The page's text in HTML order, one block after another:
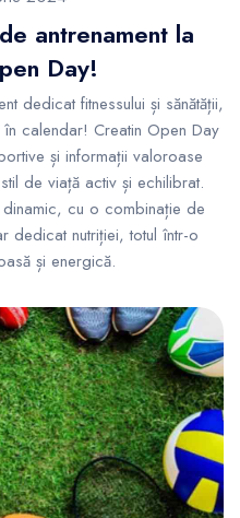
antrenament la
Day!
dedicat fitnessului și sănătății,
calendar! Creatin Open Day
și informații valoroase
de viață activ și echilibrat.
dinamic, cu o combinație de
dedicat nutriției, totul într-o
și energică.